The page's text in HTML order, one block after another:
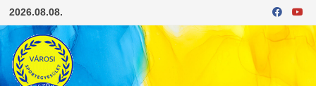
Skip
to
content
2026.08.08.